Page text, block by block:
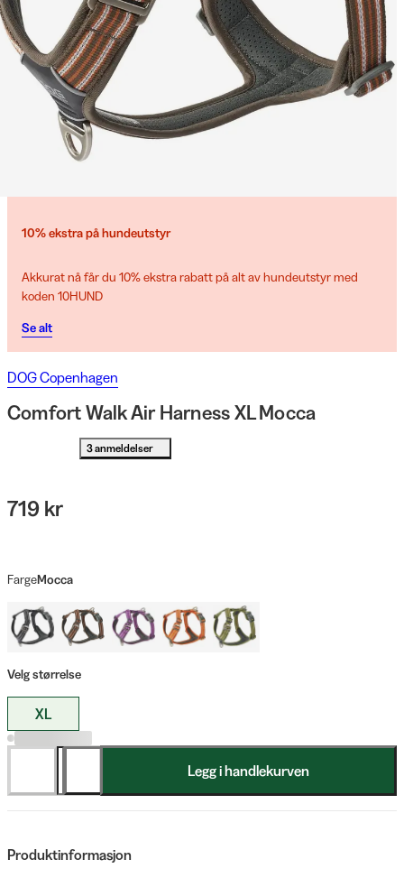
10% ekstra på hundeutstyr
Akkurat nå får du 10% ekstra rabatt på alt av hundeutstyr med
koden 10HUND
Se alt
DOG Copenhagen
Comfort Walk Air Harness XL Mocca
3 anmeldelser
719 kr
FargeMocca
Velg størrelse
XL
Legg i handlekurven
Produktinformasjon